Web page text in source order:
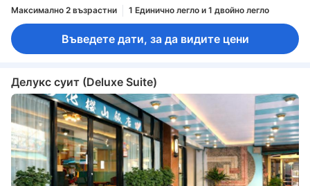
Максимално 2 възрастни 1 Единично легло и 1 двойно легло
Въведете дати, за да видите цени
Делукс суит (Deluxe Suite)